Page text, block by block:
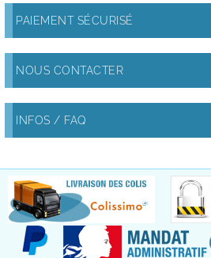
PAIEMENT SÉCURISÉ
NOUS CONTACTER
INFOS / FAQ